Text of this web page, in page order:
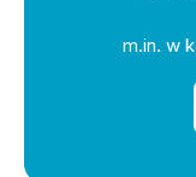
m.in. w